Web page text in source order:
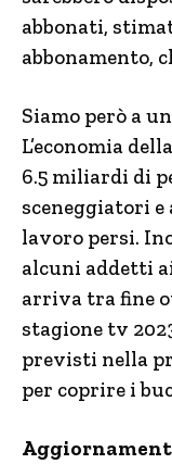
abbonati,
abbonamento,
Siamo però a
L’economia
6.5 miliardi di
sceneggiatori
lavoro persi.
alcuni addetti
arriva tra fine
stagione tv
previsti nella
per coprire i